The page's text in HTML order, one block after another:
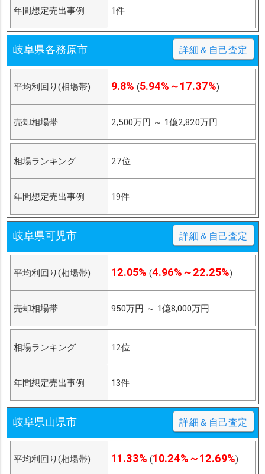
年間想定売出事例 1件
岐阜県各務原市 詳細＆自己査定
平均利回り(相場帯) 9.8% (5.94%～17.37%)
売却相場帯 2,500万円 ～ 1億2,820万円
相場ランキング 27位
年間想定売出事例 19件
岐阜県可児市 詳細＆自己査定
平均利回り(相場帯) 12.05% (4.96%～22.25%)
売却相場帯 950万円 ～ 1億8,000万円
相場ランキング 12位
年間想定売出事例 13件
岐阜県山県市 詳細＆自己査定
平均利回り(相場帯) 11.33% (10.24%～12.69%)